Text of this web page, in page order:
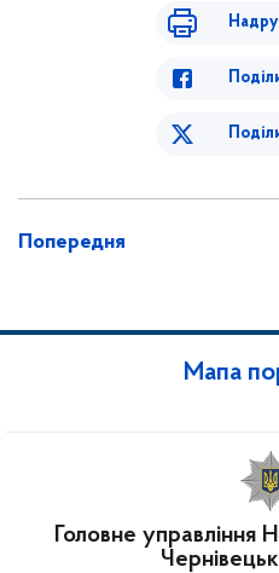
Попередня
Мапа
Головне управління